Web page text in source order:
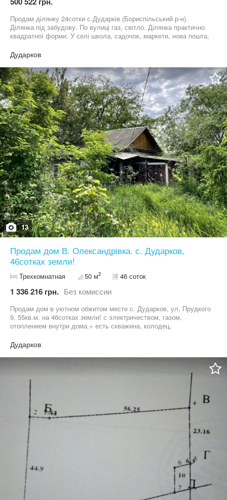
Продам ділянку 24сотки с.Дударків (Бориспільський р-н).
Ділянка під забудову. По вулиці газ, світло. Ділянка практично
квадратної форми. У селі школа, садочок, маркети, нова пошта,
Дударков
13
Продам дом В. Олександрівка. с. Дударков,
46сотках земли!
Трехкомнатная 50 м2 46 соток
1 336 216 грн. Без комиссии
Продам дом в уютном обжитом месте с. Дударков, ул. Прудкого
9, 55кв.м. на 46сотках земли! с электричеством, газом,
отоплением внутри дома.+ есть скважина, колодец,
церковь, магазины, озеро, лес. 29900у.е. Кадастровые номера:
3220883601:01:009:0023
Дударков